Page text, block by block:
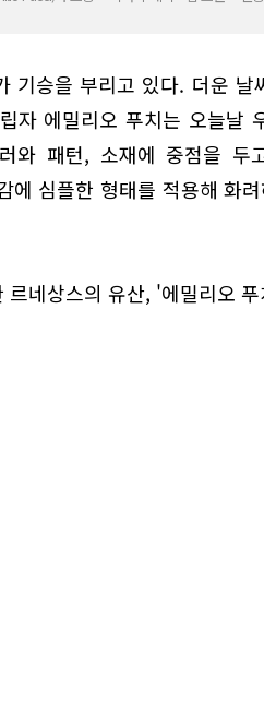
승을 부리고 있다. 더운 날
자 에밀리오 푸치는 오늘날
와 패턴, 소재에 중점을 두
심플한 형태를 적용해 화
네상스의 유산, '에밀리오